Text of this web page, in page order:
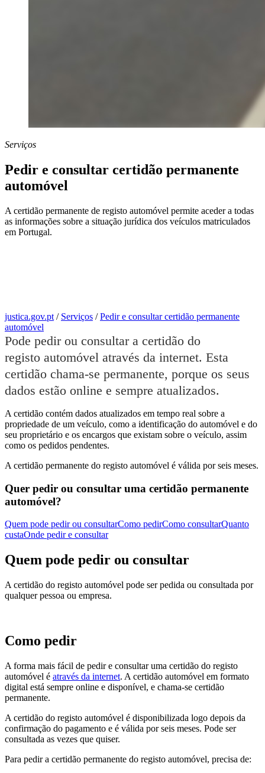
Serviços
Pedir e consultar certidão permanente
automóvel
A certidão permanente de registo automóvel permite aceder a todas
as informações sobre a situação jurídica dos veículos matriculados
em Portugal.
justica.gov.pt / Serviços /Pedir e consultar certidão permanente
automóvel
Pode pedir ou consultar a certidão do
registo automóvel através da internet. Esta
certidão chama-se permanente, porque os seus
dados estão online e sempre atualizados.
A certidão contém dados atualizados em tempo real sobre a
propriedade de um veículo, como a identificação do automóvel e do
seu proprietário e os encargos que existam sobre o veículo, assim
como os pedidos pendentes.
A certidão permanente do registo automóvel é válida por seis meses.
Quer pedir ou consultar uma certidão permanente
automóvel?
Quem pode pedir ou consultarComo pedirComo consultarQuanto
custaOnde pedir e consultar
Quem pode pedir ou consultar
A certidão do registo automóvel pode ser pedida ou consultada por
qualquer pessoa ou empresa.
Como pedir
A forma mais fácil de pedir e consultar uma certidão do registo
automóvel é através da internet. A certidão automóvel em formato
digital está sempre online e disponível, e chama-se certidão
permanente.
A certidão do registo automóvel é disponibilizada logo depois da
confirmação do pagamento e é válida por seis meses. Pode ser
consultada as vezes que quiser.
Para pedir a certidão permanente do registo automóvel, precisa de: